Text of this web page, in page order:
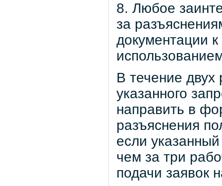
8. Любое
за
документации к
В течение двух
указанного
направить в
разъяснения
если
чем за три
подачи заявок